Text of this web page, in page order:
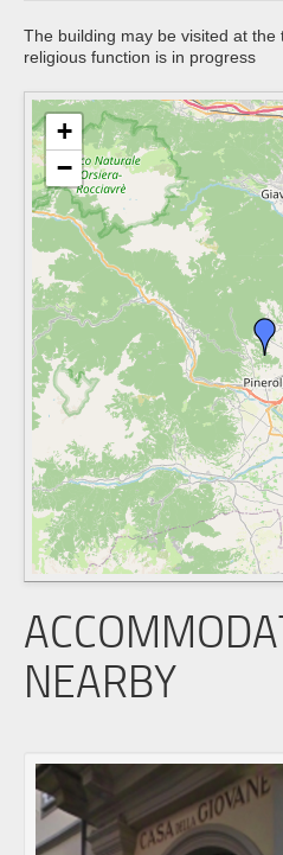
The building may be visited at the
religious function is in progress
+
−
NEARBY